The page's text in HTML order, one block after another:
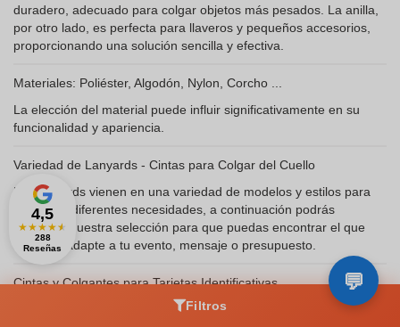
duradero, adecuado para colgar objetos más pesados. La anilla,
por otro lado, es perfecta para llaveros y pequeños accesorios,
proporcionando una solución sencilla y efectiva.
Materiales: Poliéster, Algodón, Nylon, Corcho ...
La elección del material puede influir significativamente en su
funcionalidad y apariencia.
Variedad de Lanyards - Cintas para Colgar del Cuello
Los lanyards vienen en una variedad de modelos y estilos para
satisfacer diferentes necesidades, a continuación podrás
descubrir nuestra selección para que puedas encontrar el que
mejor se adapte a tu evento, mensaje o presupuesto.
Cintas y Colgantes para Tarjetas Identificativas
Son herramientas prácticas para mantener las tarjetas de acceso
Filtros
4,5
★★★★★
288
Reseñas